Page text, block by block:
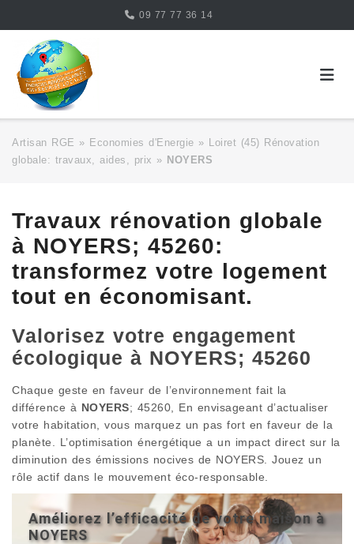
content
09 77 77 36 14
Artisan RGE » Economies d'Energie »
Loiret (45) Rénovation
globale: travaux, aides, prix » NOYERS
Travaux rénovation globale
à NOYERS; 45260:
transformez votre logement
tout en économisant.
Valorisez votre engagement
écologique à NOYERS; 45260
Chaque geste en faveur de l’environnement fait la
différence à NOYERS; 45260, En envisageant d’actualiser
votre habitation, vous marquez un pas fort en faveur de la
planète. L’optimisation énergétique a un impact direct sur la
diminution des émissions nocives de NOYERS. Jouez un
rôle actif dans le mouvement éco-responsable.
Améliorez l’efficacité de votre maison à
NOYERS